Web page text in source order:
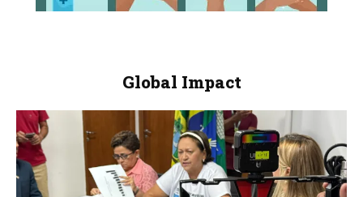
Global Impact